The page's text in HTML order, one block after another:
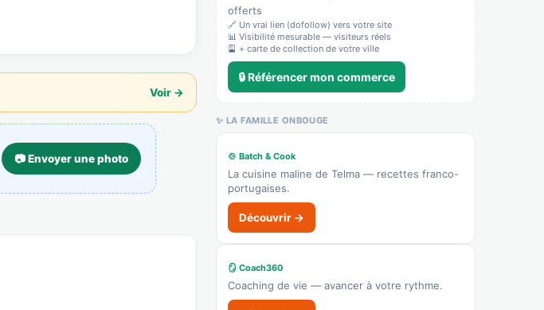
Voir →
📷 Envoyer une photo
Afficher le n°
👉 C'est votre commerce ?
Mamma Mia
Recensé · non-membre
Restaurant
🌐 Voir le site
👉 C'est votre commerce ?
Pharmacie des Longs Vallons
Pharmacie
Afficher le n°
offerts
🔗 Un vrai lien (dofollow) vers votre site
📊 Visibilité mesurable — visiteurs réels
🎴 + carte de collection de votre ville
🔒 Référencer mon commerce
✨ LA FAMILLE ONBOUGE
🍲 Batch & Cook
La cuisine maline de Telma — recettes franco-
portugaises.
Découvrir →
🪞 Coach360
Coaching de vie — avancer à votre rythme.